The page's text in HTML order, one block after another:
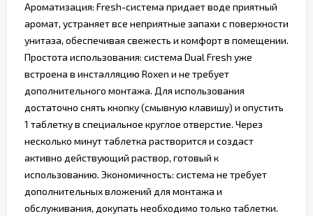
Ароматизация: Fresh-система придает воде приятный
аромат, устраняет все неприятные запахи с поверхности
унитаза, обеспечивая свежесть и комфорт в помещении.
Простота использования: система Dual Fresh уже
встроена в инсталляцию Roxen и не требует
дополнительного монтажа. Для использования
достаточно снять кнопку (смывную клавишу) и опустить
1 таблетку в специальное круглое отверстие. Через
несколько минут таблетка растворится и создаст
активно действующий раствор, готовый к
использованию. Экономичность: система не требует
дополнительных вложений для монтажа и
обслуживания, докупать необходимо только таблетки.